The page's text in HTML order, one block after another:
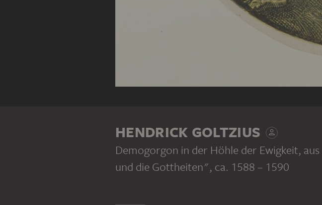
HENDRICK GOLTZIUS
Demogorgon in der Höhle der Ewigkeit,
und die Gottheiten", ca. 1588 – 1590